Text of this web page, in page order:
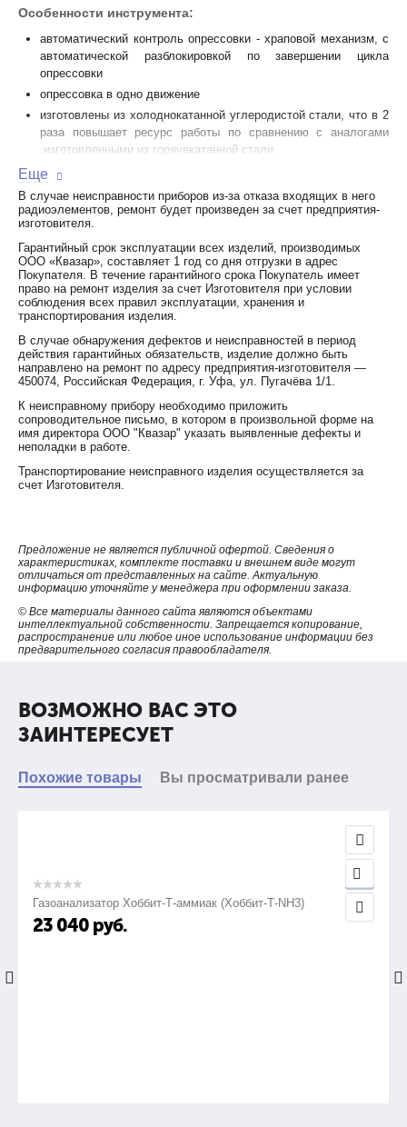
Особенности инструмента:
автоматический контроль опрессовки - храповой механизм, с
автоматической разблокировкой по завершении цикла
опрессовки
опрессовка в одно движение
изготовлены из холоднокатанной углеродистой стали, что в 2
раза повышает ресурс работы по сравнению с аналогами
,изготовленными из горячекатанной стали
контроль геометрии матриц и самого инструмента для
плотное смыкание матриц для получения максимально
качественного опрессованного соединения.
Технические характеристики
1.
Диапазон сечений, мм
Упаковка
блистер
Профиль опрессовки
Тип наконечников
Еще
В случае неисправности приборов из-за отказа входящих в него
радиоэлементов, ремонт будет произведен за счет предприятия-
изготовителя.
Гарантийный срок эксплуатации всех изделий, производимых
ООО «Квазар», составляет 1 год со дня отгрузки в адрес
Покупателя. В течение гарантийного срока Покупатель имеет
право на ремонт изделия за счет Изготовителя при условии
соблюдения всех правил эксплуатации, хранения и
транспортирования изделия.
В случае обнаружения дефектов и неисправностей в период
действия гарантийных обязательств, изделие должно быть
направлено на ремонт по адресу предприятия-изготовителя —
450074, Российская Федерация, г. Уфа, ул. Пугачёва 1/1.
К неисправному прибору необходимо приложить
сопроводительное письмо, в котором в произвольной форме на
имя директора ООО "Квазар" указать выявленные дефекты и
неполадки в работе.
Транспортирование неисправного изделия осуществляется за
счет Изготовителя.
Предложение не является публичной офертой. Сведения о
характеристиках, комплекте поставки и внешнем виде могут
отличаться от представленных на сайте. Актуальную
информацию уточняйте у менеджера при оформлении заказа.
© Все материалы данного сайта являются объектами
интеллектуальной собственности. Запрещается копирование,
распространение или любое иное использование информации без
предварительного согласия правообладателя.
ВОЗМОЖНО ВАС ЭТО
ЗАИНТЕРЕСУЕТ
Похожие товары Вы просматривали ранее
Газоанализатор Хоббит-Т-аммиак (Хоббит-Т-NH3)
23 040 руб.